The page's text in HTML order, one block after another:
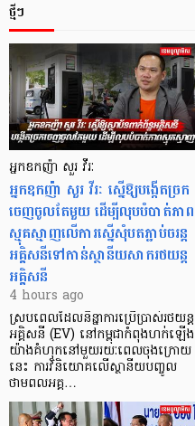
ថ្មីៗ
អ្នកឧកញ៉ា សួរ វីរៈ
អ្នកឧកញ៉ា សួរ វីរៈ ស្នើឱ្យបង្កើតច្រក
ចេញចូលតែមួយ ដើម្បីលុបបំបាត់ភាព
ស្មុគស្មាញលើការស្នើសុំបតភ្ជាប់ចរន្ត
អគ្គិសនីទៅកាន់ស្ថានីយសាករថយន្ត
អគ្គិសនី
4 hours ago
ស្របពេលដែលនិន្នាការប្រើប្រាស់រថយន្ត
អគ្គិសនី (EV) នៅកម្ពុជាកំពុងហក់ឡើង
យ៉ាងគំហុកនៅមួយរយៈពេលចុងក្រោយ
នេះ ការវិនិយោគលើស្ថានីយបញ្ចូល
ថាមពលអគ្គ…